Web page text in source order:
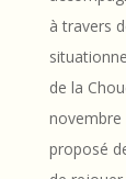
à travers
de la
novembre
proposé